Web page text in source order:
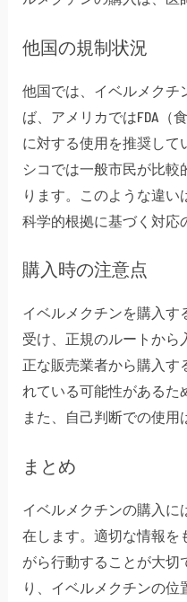
他国の規制状況
他国では、イベルメクチ
ば、アメリカではFDA（
に対する使用を推奨して
シコでは一般市民が比
ります。このような違
科学的根拠に基づく対応
購入時の注意点
イベルメクチンを購入
受け、正規のルートか
正な販売業者から購入す
れている可能性があるた
また、自己判断での使用
まとめ
イベルメクチンの購入
在します。適切な情報を
がら行動することが大切
り、イベルメクチンの